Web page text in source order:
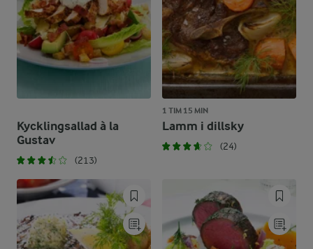
Kycklingsallad à la
Gustav
(213)
1 TIM 15 MIN
Lamm i dillsky
(24)